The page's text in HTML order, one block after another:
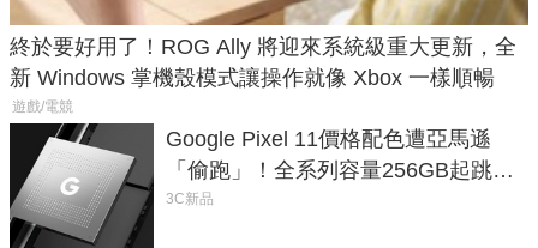
終於要好用了！ROG Ally 將迎來系統級重大更新，全
新 Windows 掌機殼模式讓操作就像 Xbox 一樣順暢
遊戲/電競
Google Pixel 11價格配色遭亞馬遜
「偷跑」！全系列容量256GB起跳、
頂規摺疊機價位逼近7萬
3C新品